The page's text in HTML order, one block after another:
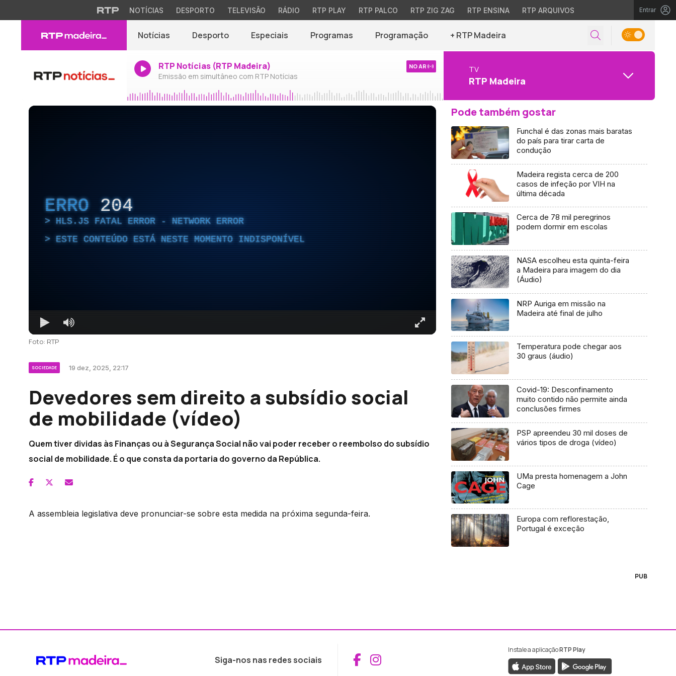
NOTÍCIAS DESPORTO TELEVISÃO RÁDIO RTP PLAY RTP PALCO RTP ZIG ZAG RTP ENSINA RTP ARQUIVOS Entrar
Notícias Desporto Especiais Programas Programação + RTP Madeira
RTP Notícias (RTP Madeira)
Emissão em simultâneo com RTP Notícias
NO AR TV
RTP Madeira
ERRO 204
HLS.JS FATAL ERROR - NETWORK ERROR
ESTE CONTEÚDO ESTÁ NESTE MOMENTO INDISPONÍVEL
Foto: RTP
SOCIEDADE 19 dez, 2025, 22:17
Devedores sem direito a subsídio social
de mobilidade (vídeo)
Quem tiver dividas às Finanças ou à Segurança Social não vai poder receber o reembolso do subsídio
social de mobilidade. É o que consta da portaria do governo da República.
A assembleia legislativa deve pronunciar-se sobre esta medida na próxima segunda-feira.
Pode também gostar
Funchal é das zonas mais baratas
do país para tirar carta de
condução
Madeira regista cerca de 200
casos de infeção por VIH na
última década
Cerca de 78 mil peregrinos
podem dormir em escolas
NASA escolheu esta quinta-feira
a Madeira para imagem do dia
(Áudio)
NRP Auriga em missão na
Madeira até final de julho
Temperatura pode chegar aos
30 graus (áudio)
Covid-19: Desconfinamento
muito contido não permite ainda
conclusões firmes
PSP apreendeu 30 mil doses de
vários tipos de droga (vídeo)
UMa presta homenagem a John
Cage
Europa com reflorestação,
Portugal é exceção
PUB
Siga-nos nas redes sociais Aceder ao Facebook da RTP Madeira
Aceder ao Instagram da RTP Madeira
Instale a aplicaçãoRTP Play